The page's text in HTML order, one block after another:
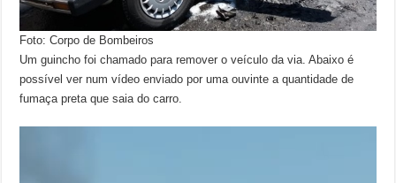
Foto: Corpo de Bombeiros
Um guincho foi chamado para remover o veículo da via. Abaixo é
possível ver num vídeo enviado por uma ouvinte a quantidade de
fumaça preta que saia do carro.